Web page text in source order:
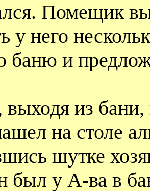
Помещик
у него
и
из бани,
на столе
шутке
был у А-ва в